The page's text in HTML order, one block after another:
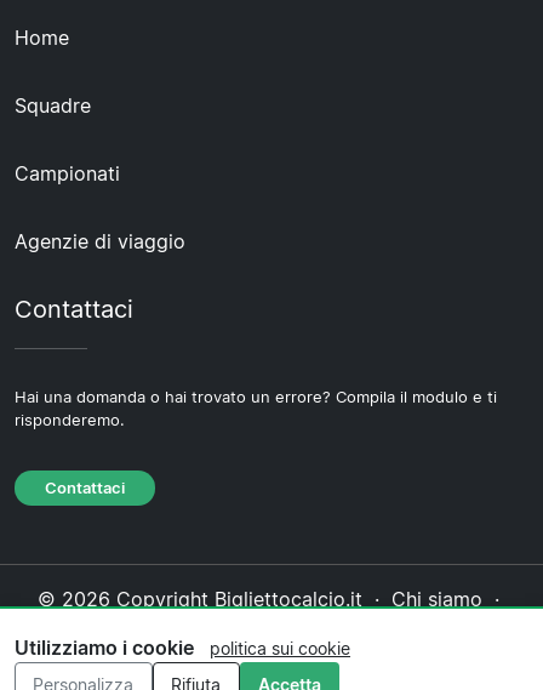
Home
Squadre
Campionati
Agenzie di viaggio
Contattaci
Hai una domanda o hai trovato un errore? Compila il modulo e ti
risponderemo.
Contattaci
© 2026 Copyright Bigliettocalcio.it · Chi siamo ·
cookie·Politica editoriale
Utilizziamo i cookie
politica sui cookie
Personalizza
Rifiuta Accetta